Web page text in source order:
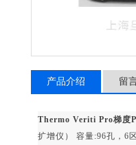
产品介绍 留
Thermo Veriti Pro梯度
扩增仪） 容量:96孔，6